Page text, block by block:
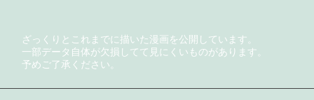
ざっくりとこれまでに描いた漫画を公開しています。
一部データ自体が欠損してて見にくいものがあります。
予めご了承ください。